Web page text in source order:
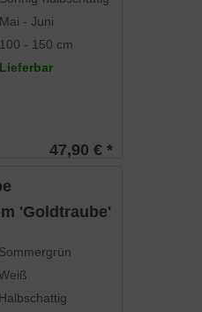
Mai - Juni
100 - 150 cm
Lieferbar
47,90 € *
'Goldtraube'
Sommergrün
Halbschattig